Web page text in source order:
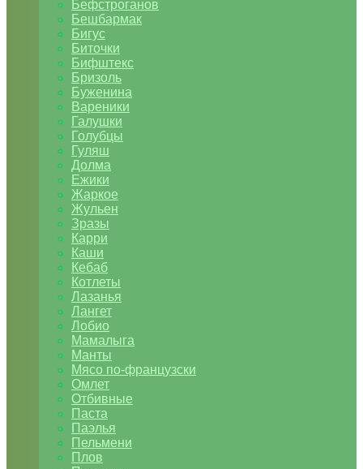
Бефстроганов
Бешбармак
Бигус
Биточки
Бифштекс
Бризоль
Буженина
Вареники
Галушки
Голубцы
Гуляш
Долма
Ежики
Жаркое
Жульен
Зразы
Карри
Каши
Кебаб
Котлеты
Лазанья
Лангет
Лобио
Мамалыга
Манты
Мясо по-французски
Омлет
Отбивные
Паста
Паэлья
Пельмени
Плов